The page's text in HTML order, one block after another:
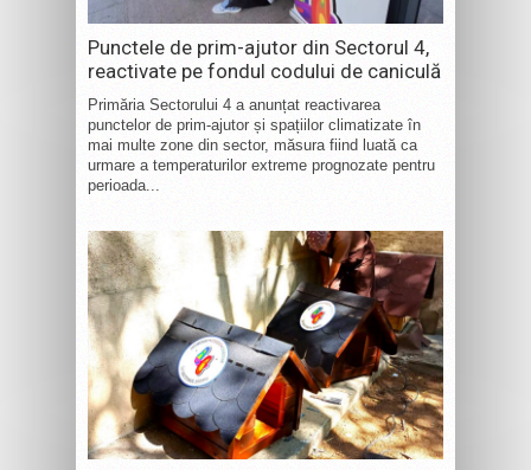
Punctele de prim-ajutor din Sectorul 4,
reactivate pe fondul codului de caniculă
Primăria Sectorului 4 a anunțat reactivarea
punctelor de prim-ajutor și spațiilor climatizate în
mai multe zone din sector, măsura fiind luată ca
urmare a temperaturilor extreme prognozate pentru
perioada...